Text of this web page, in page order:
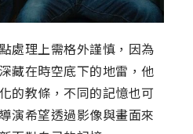
處理上需格外謹慎，因為
藏在時空底下的地雷，他
的教條，不同的記憶也可
演希望透過影像與畫面來